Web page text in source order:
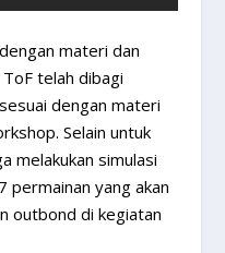
materi dan
telah dibagi
dengan materi
Selain untuk
melakukan simulasi
permainan yang akan
outbond di kegiatan